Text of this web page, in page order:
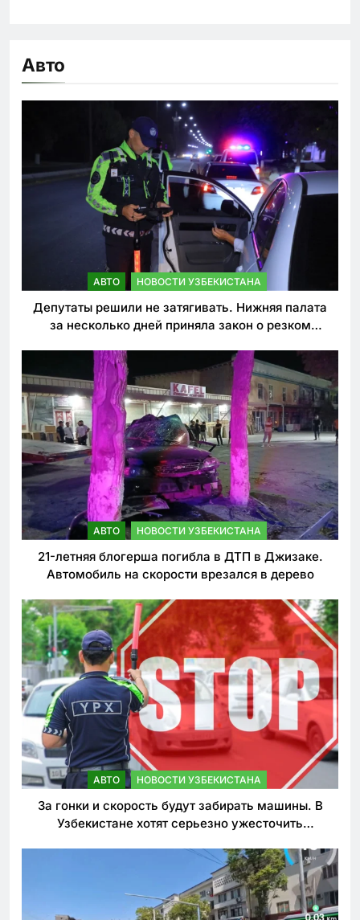
Авто
АВТО НОВОСТИ УЗБЕКИСТАНА
Депутаты решили не затягивать. Нижняя палата
за несколько дней приняла закон о резком
АВТО НОВОСТИ УЗБЕКИСТАНА
21-летняя блогерша погибла в ДТП в Джизаке.
Автомобиль на скорости врезался в дерево
АВТО НОВОСТИ УЗБЕКИСТАНА
За гонки и скорость будут забирать машины. В
Узбекистане хотят серьезно ужесточить